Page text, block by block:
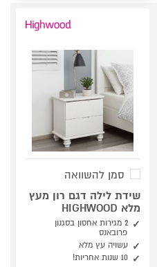
סמן להשוואה
שידת לילה דגם רון מעץ
מלא HIGHWOOD
2 מגירות אחסון בסגנון
פרובאנס
עשויה עץ מלא
10 שנות אחריות!